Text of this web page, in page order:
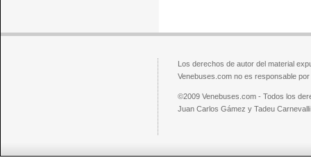
Los derechos de autor del material
Venebuses.com no es responsable
©2009 Venebuses.com - Todos los
Juan Carlos Gámez y Tadeu Carnevalli